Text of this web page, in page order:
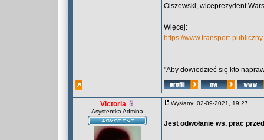
Olszewski, wiceprezydent
Więcej:
https://www.transport-
"Aby dowiedzieć się kto
Victoria
Asystentka Admina
Wysłany: 02-09-2021, 19:27
Jest odwołanie ws. prac